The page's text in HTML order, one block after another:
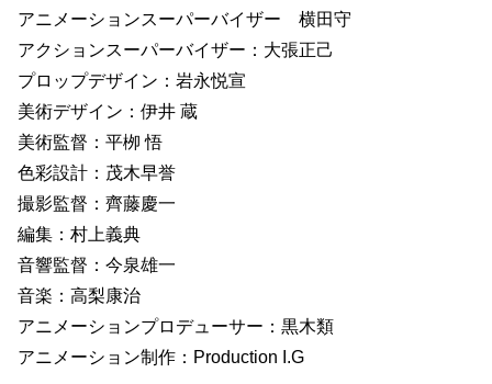
アニメーションスーパーバイザー 横田守
アクションスーパーバイザー：大張正己
プロップデザイン：岩永悦宣
美術デザイン：伊井 蔵
美術監督：平栁 悟
色彩設計：茂木早誉
撮影監督：齊藤慶一
編集：村上義典
音響監督：今泉雄一
音楽：高梨康治
アニメーションプロデューサー：黒木類
アニメーション制作：Production I.G